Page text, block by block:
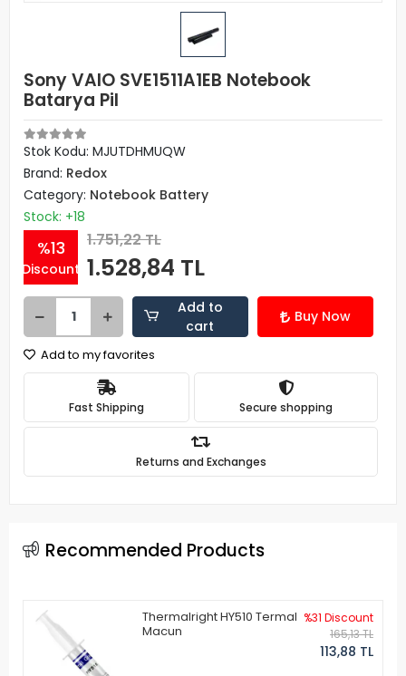
Sony VAIO SVE1511A1EB Notebook
Batarya Pil
Stok Kodu: MJUTDHMUQW
Brand: Redox
Category: Notebook Battery
Stock: +18
%13
Discount
1.751,22 TL
1.528,84 TL
Add to
cart
Buy Now
Add to my favorites
Fast Shipping Secure shopping
Returns and Exchanges
Recommended Products
Thermalright HY510 Termal
Macun
%31 Discount
165,13 TL
113,88 TL